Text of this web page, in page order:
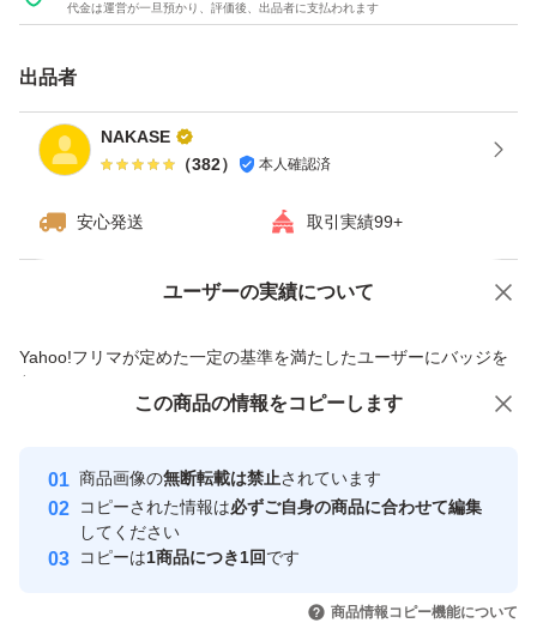
・Joy-Con レッド＆ブルー
【注意事項】
中古品のため、細かな状態を気にされる方はご購入をお控
えください。
代金は運営が一旦預かり、評価後、出品者に支払われます
出品者
NAKASE
（382） 本人確認済
安心発送 取引実績99+
ユーザーの実績について
Yahoo!フリマが定めた一定の基準を満たしたユーザーにバッジを
付与しています
安心取引出品者
心・安全なユーザーです
取引実績
引を完了させた実績があります
価格の相談 商品への質問
この商品の情報をコピーします
商品画像の無断転載は禁止されています
コピーされた情報は必ずご自身の商品に合わせて編集
してください
コピーは1商品につき1回です
商品情報コピー機能について
この商品をみている人にオススメ